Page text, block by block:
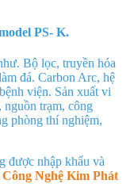
PS- K.
Bộ lọc, truyền hóa
đá. Carbon Arc, hệ
viện. Sản xuất vi
nguồn trạm, công
phòng thí nghiệm,
được nhập khẩu và
Nghệ Kim Phát